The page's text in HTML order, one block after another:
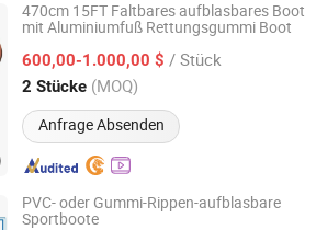
470cm 15FT Faltbares aufblasbares Boot
mit Aluminiumfuß Rettungsgummi Boot
600,00-1.000,00 $ / Stück
2 Stücke (MOQ)
Anfrage Absenden
Co.,Ltd
Seit 2026
PVC- oder Gummi-Rippen-aufblasbare
Sportboote